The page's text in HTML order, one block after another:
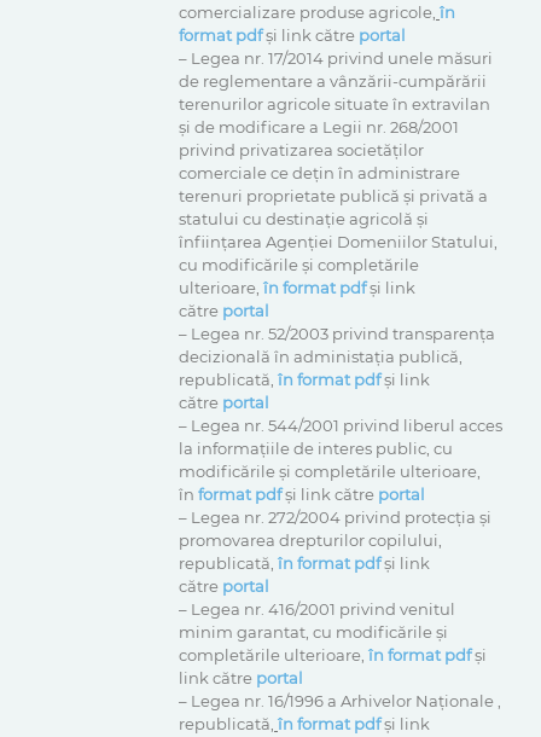
comercializare produse agricole, în
format pdfși link către portal
– Legea nr. 17/2014 privind unele măsuri
de reglementare a vânzării-cumpărării
terenurilor agricole situate în extravilan
şi de modificare a Legii nr. 268/2001
privind privatizarea societăţilor
comerciale ce deţin în administrare
terenuri proprietate publică şi privată a
statului cu destinaţie agricolă şi
înfiinţarea Agenţiei Domeniilor Statului,
cu modificările și completările
ulterioare, în format pdfși link
către portal
– Legea nr. 52/2003 privind transparența
decizională în administația publică,
republicată, în format pdfși link
către portal
– Legea nr. 544/2001 privind liberul acces
la informațiile de interes public, cu
modificările și completările ulterioare,
în format pdfși link către portal
– Legea nr. 272/2004 privind protecţia şi
promovarea drepturilor copilului,
republicată, în format pdfși link
către portal
– Legea nr. 416/2001 privind venitul
minim garantat, cu modificările și
completările ulterioare, în format pdfși
link către portal
– Legea nr. 16/1996 a Arhivelor Naționale ,
republicată, în format pdfși link